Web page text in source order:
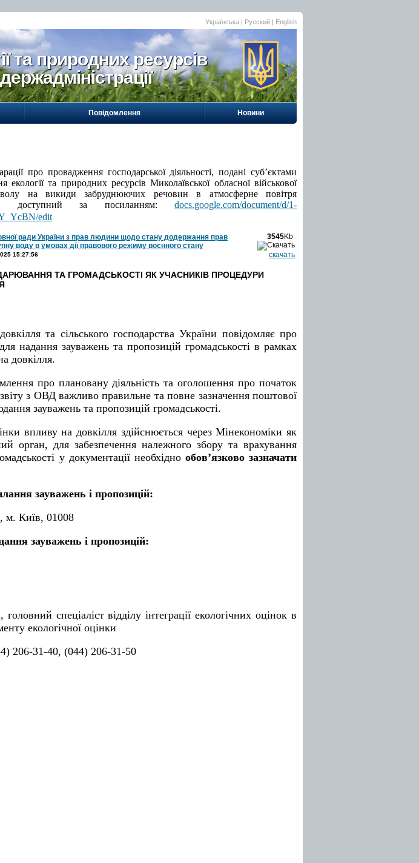
Українська | Русский | English
та природних ресурсів
Повідомлення Новини
про провадження господарської діяльності, подані суб’єктами
екології та природних ресурсів Миколаївської обласної військової
на викиди забруднюючих речовин в атмосферне повітря
доступний за посиланням: docs.google.com/document/d/1-
edit
ради України з прав людини щодо стану додержання прав
воду в умовах дії правового режиму воєнного стану
15:27:56
3545Kb
скачать
ТА ГРОМАДСЬКОСТІ ЯК УЧАСНИКІВ ПРОЦЕДУРИ
та сільського господарства України повідомляє про
надання зауважень та пропозицій громадськості в рамках
довкілля.
про плановану діяльність та оголошення про початок
з ОВД важливо правильне та повне зазначення поштової
зауважень та пропозицій громадськості.
впливу на довкілля здійснюється через Мінекономіки як
орган, для забезпечення належного збору та врахування
у документації необхідно обов’язково зазначати
зауважень і пропозицій:
м. Київ, 01008
зауважень і пропозицій:
головний спеціаліст відділу інтеграції екологічних оцінокв
екологічної оцінки
206-31-40, (044) 206-31-50